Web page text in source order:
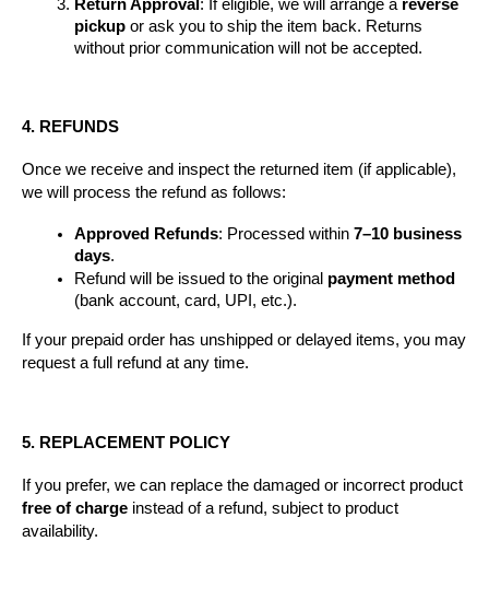
Return Approval : If eligible, we will arrange a reverse
pickup or ask you to ship the item back. Returns
without prior communication will not be accepted.
4. REFUNDS
Once we receive and inspect the returned item (if applicable),
we will process the refund as follows:
Approved Refunds: Processed within 7–10 business
days.
Refund will be issued to the original payment method
(bank account, card, UPI, etc.).
If your prepaid order has unshipped or delayed items, you may
request a full refund at any time.
5. REPLACEMENT POLICY
free of charge instead of a refund, subject to product
availability.